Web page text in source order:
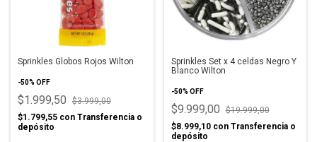
Sprinkles Globos Rojos Wilton
-50% OFF
$1.999,50
$3.999,00
$1.799,55 con Transferencia o
depósito
Sprinkles Set x 4 celdas Negro Y
Blanco Wilton
-50% OFF
$9.999,00
$19.999,00
$8.999,10 con Transferencia o
depósito